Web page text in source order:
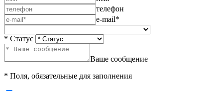
телефон
e-mail*
* Статус
Ваше сообщение
* Поля, обязательные для заполнения